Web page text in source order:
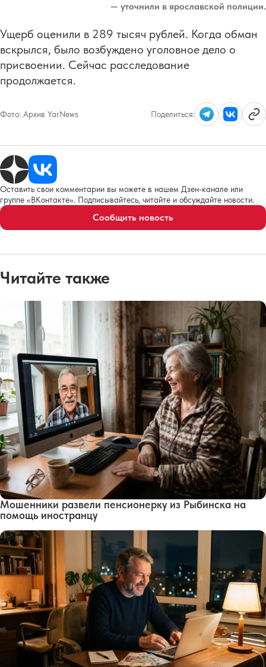
— уточнили в ярославской полиции.
Ущерб оценили в 289 тысяч рублей. Когда обман
вскрылся, было возбуждено уголовное дело о
присвоении. Сейчас расследование
продолжается.
Фото: Архив YarNews Поделиться:
Оставить свои комментарии вы можете в нашем Дзен-канале или
группе «ВКонтакте». Подписывайтесь, читайте и обсуждайте новости.
Сообщить новость
Читайте также
Мошенники развели пенсионерку из Рыбинска на
помощь иностранцу